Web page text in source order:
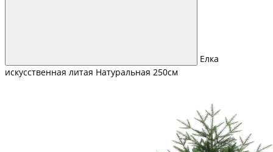
Елка
искусственная литая Натуральная 250см